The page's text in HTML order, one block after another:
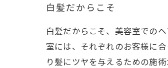
白髪だからこそ
白髪だからこそ、美容室での
室には、それぞれのお客様に
り髪にツヤを与えるための施